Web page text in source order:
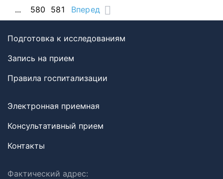
...
580 581 Вперед
Подготовка к исследованиям
Запись на прием
Правила госпитализации
Электронная приемная
Консультативный прием
Контакты
Фактический адрес: